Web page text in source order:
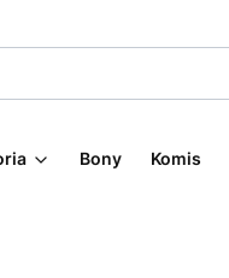
Bony Komis